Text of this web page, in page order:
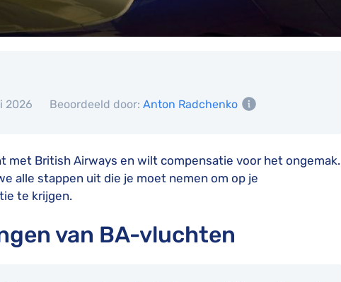
2026 Beoordeeld door: Anton Radchenko
met British Airways en wilt compensatie voor het ongemak.
alle stappen uit die je moet nemen om op je
te krijgen.
van BA-vluchten